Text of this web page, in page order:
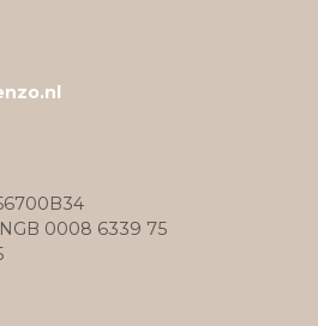
0008 6339 75